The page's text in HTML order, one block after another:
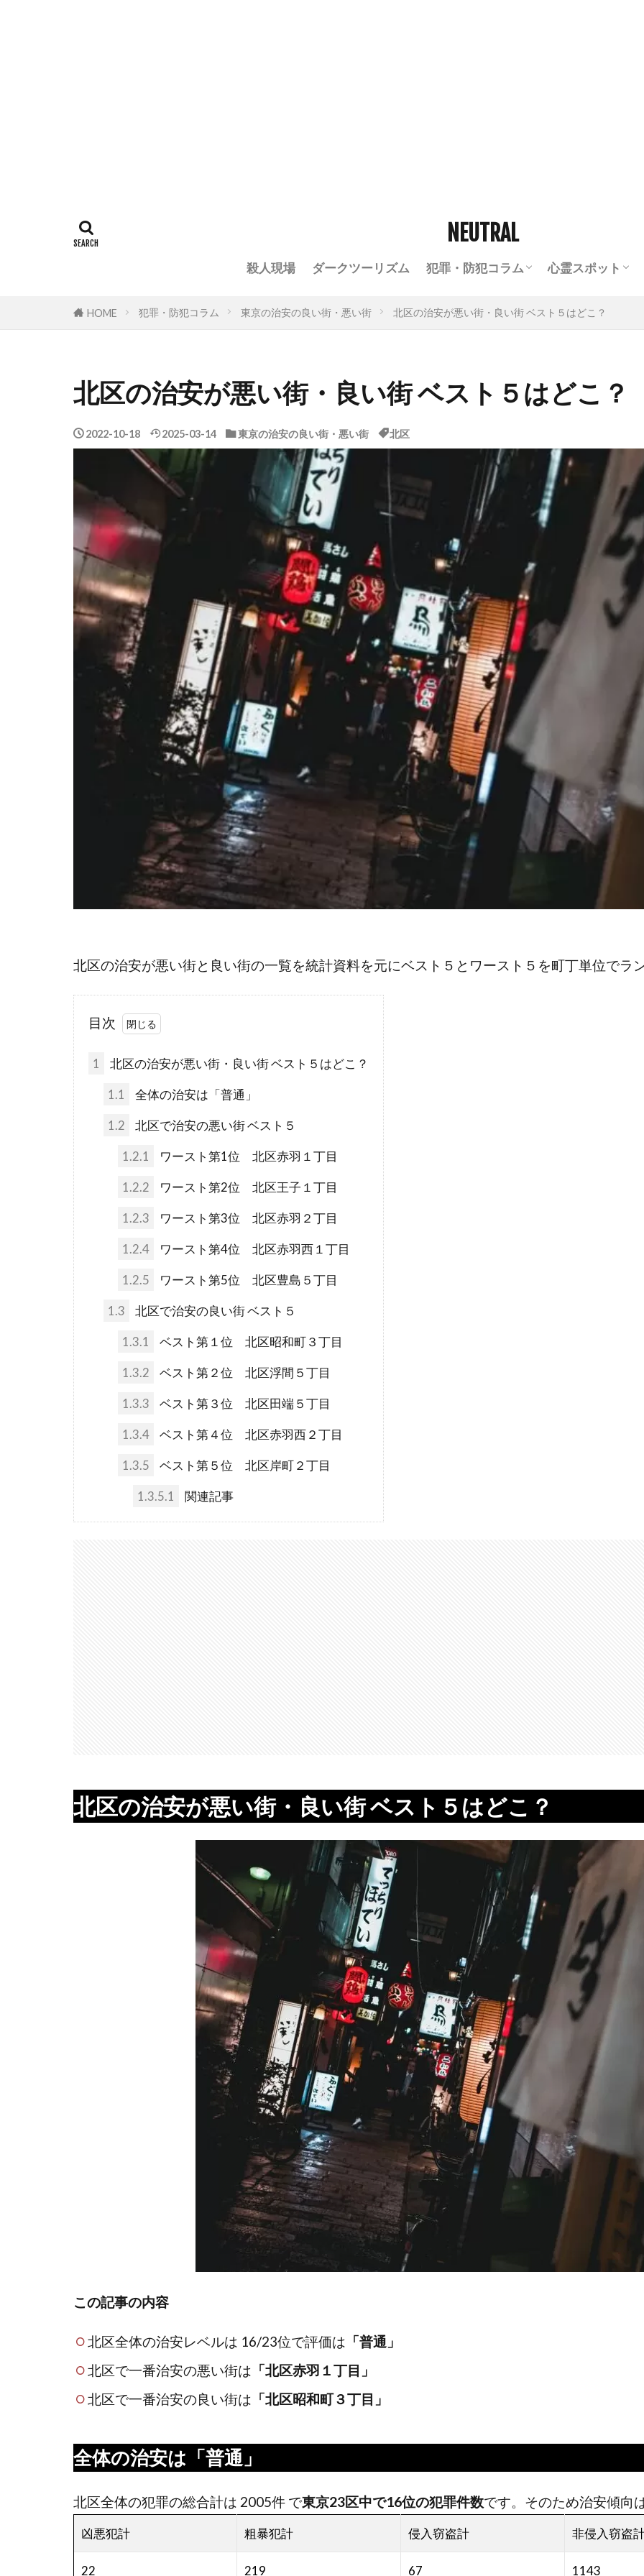
NEUTRAL
殺人現場 ダークツーリズム 犯罪・防犯コラム 心霊スポット
HOME 犯罪・防犯コラム 東京の治安の良い街・悪い街 北区の治安が悪い街・良い街 ベスト５はどこ？
北区の治安が悪い街・良い街 ベスト５はどこ？
2022-10-18 2025-03-14 東京の治安の良い街・悪い街 北区
北区の治安が悪い街と良い街の一覧を統計資料を元にベスト５とワースト５を町丁単位でラ
目次
1 北区の治安が悪い街・良い街 ベスト５はどこ？
1.1 全体の治安は「普通」
1.2 北区で治安の悪い街 ベスト５
1.2.1 ワースト第1位 北区赤羽１丁目
1.2.2 ワースト第2位 北区王子１丁目
1.2.3 ワースト第3位 北区赤羽２丁目
1.2.4 ワースト第4位 北区赤羽西１丁目
1.2.5 ワースト第5位 北区豊島５丁目
1.3 北区で治安の良い街 ベスト５
1.3.1 ベスト第１位 北区昭和町３丁目
1.3.2 ベスト第２位 北区浮間５丁目
1.3.3 ベスト第３位 北区田端５丁目
1.3.4 ベスト第４位 北区赤羽西２丁目
1.3.5 ベスト第５位 北区岸町２丁目
1.3.5.1 関連記事
北区の治安が悪い街・良い街 ベスト５はどこ？
この記事の内容
北区全体の治安レベルは 16/23位で評価は 「普通」
北区で一番治安の悪い街は 「北区赤羽１丁目」
北区で一番治安の良い街は 「北区昭和町３丁目 」
全体の治安は 「普通」
北区全体の犯罪の総合計は 2005件 で東京23区中で16位の犯罪件数です。そのため治安傾向
凶悪犯計 粗暴犯計 侵入窃盗計 非侵入窃盗
22 219 67 1143